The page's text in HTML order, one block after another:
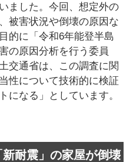
ました。今回、想定外の
被害状況や倒壊の原因な
的に「令和6年能登半島
の原因分析を行う委員
交通省は、この調査に関
性について技術的に検証
になる」としています。
耐震」の家屋が倒壊